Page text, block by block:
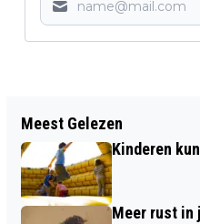
DIVERSE
Meest Gelezen
Kinderen
Meer rust in